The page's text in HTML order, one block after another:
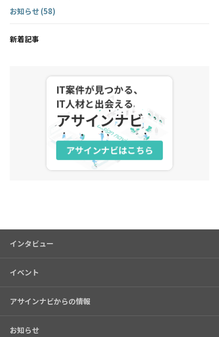
お知らせ(58)
新着記事
インタビュー
イベント
アサインナビからの情報
お知らせ